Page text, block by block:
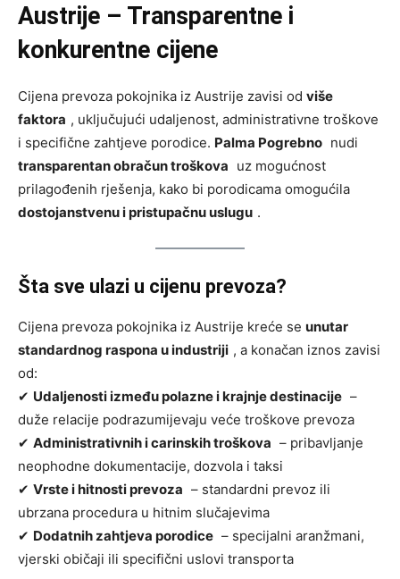
Austrije – Transparentne i
konkurentne cijene
Cijena prevoza pokojnika iz Austrije zavisi od više
faktora , uključujući udaljenost, administrativne troškove
i specifične zahtjeve porodice. Palma Pogrebno nudi
transparentan obračun troškova uz mogućnost
prilagođenih rješenja, kako bi porodicama omogućila
dostojanstvenu i pristupačnu uslugu .
Šta sve ulazi u cijenu prevoza?
Cijena prevoza pokojnika iz Austrije kreće se unutar
standardnog raspona u industriji , a konačan iznos zavisi
od:
✔ Udaljenosti između polazne i krajnje destinacije –
duže relacije podrazumijevaju veće troškove prevoza
✔ Administrativnih i carinskih troškova – pribavljanje
neophodne dokumentacije, dozvola i taksi
✔ Vrste i hitnosti prevoza – standardni prevoz ili
ubrzana procedura u hitnim slučajevima
✔ Dodatnih zahtjeva porodice – specijalni aranžmani,
vjerski običaji ili specifični uslovi transporta